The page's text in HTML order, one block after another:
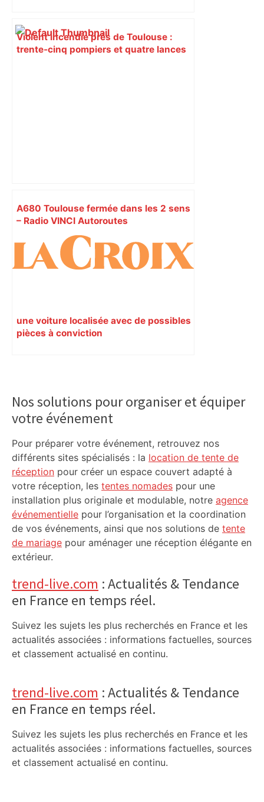
Violent incendie près de Toulouse :
trente-cinq pompiers et quatre lances
A680 Toulouse fermée dans les 2 sens
– Radio VINCI Autoroutes
une voiture localisée avec de possibles
pièces à conviction
Sidebar
Nos solutions pour organiser et équiper
votre événement
Pour préparer votre événement, retrouvez nos
différents sites spécialisés : la location de tente de
réception pour créer un espace couvert adapté à
votre réception, les tentes nomades pour une
installation plus originale et modulable, notre agence
événementielle pour l’organisation et la coordination
de vos événements, ainsi que nos solutions de tente
de mariage pour aménager une réception élégante en
extérieur.
trend-live.com : Actualités & Tendance
en France en temps réel.
Suivez les sujets les plus recherchés en France et les
actualités associées : informations factuelles, sources
et classement actualisé en continu.
trend-live.com : Actualités & Tendance
en France en temps réel.
Suivez les sujets les plus recherchés en France et les
actualités associées : informations factuelles, sources
et classement actualisé en continu.